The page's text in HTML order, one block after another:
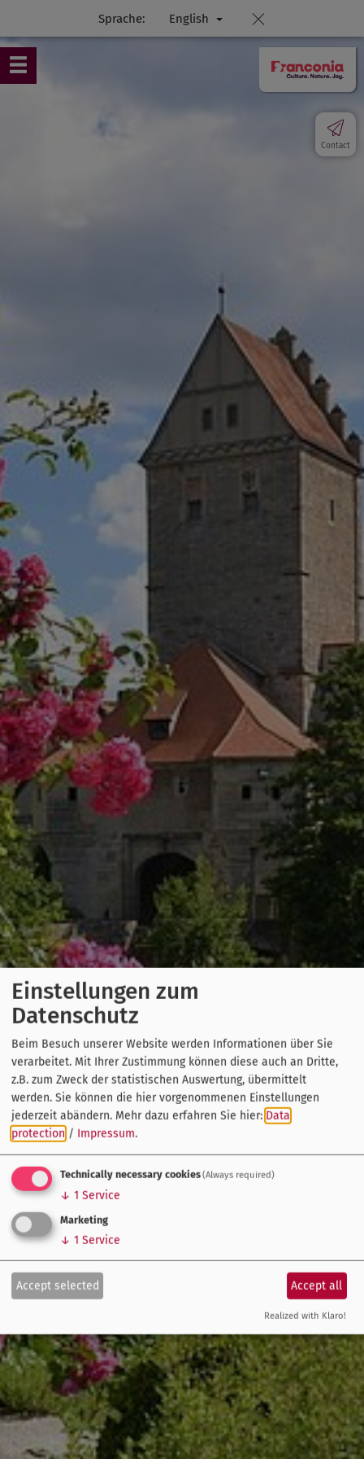
Sprache: English
Contact
Einstellungen zum
Datenschutz
Beim Besuch unserer Website werden Informationen über Sie
verarbeitet. Mit Ihrer Zustimmung können diese auch an Dritte,
z.B. zum Zweck der statistischen Auswertung, übermittelt
werden. Sie können die hier vorgenommenen Einstellungen
jederzeit abändern. Mehr dazu erfahren Sie hier: Data
protection / Impressum.
Technically necessary cookies(Always required)
↓ 1 Service
Marketing
↓ 1 Service
Accept selected Accept all
Realized with Klaro!